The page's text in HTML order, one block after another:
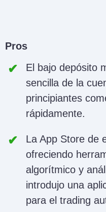
Pros
El bajo depósito
sencilla de la
principiantes
rápidamente.
La App Store de
ofreciendo
algorítmico y
introdujo una
para el trading